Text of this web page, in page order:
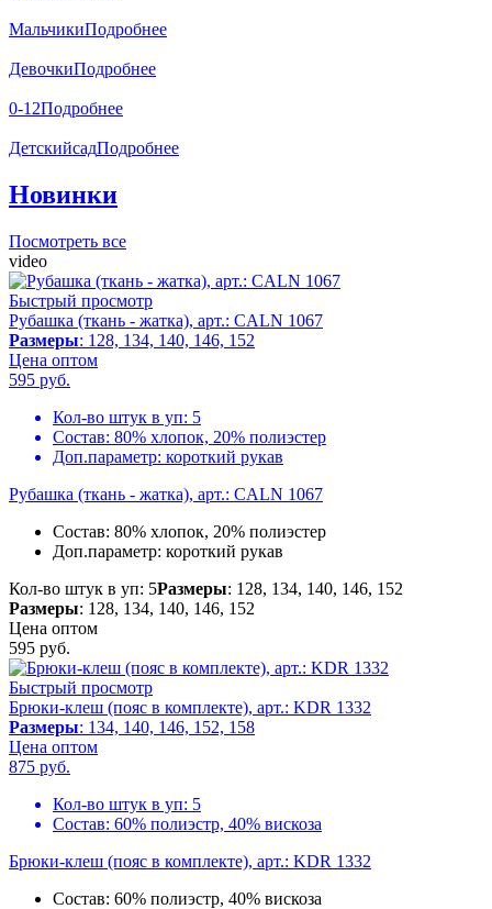
МальчикиПодробнее
ДевочкиПодробнее
0-12Подробнее
ДетскийсадПодробнее
Новинки
Посмотреть все
video
Быстрый просмотр
Рубашка (ткань - жатка), арт.: CALN 1067
Размеры: 128, 134, 140, 146, 152
Цена оптом
595 руб.
Кол-во штук в уп: 5
Состав: 80% хлопок, 20% полиэстер
Доп.параметр: короткий рукав
Рубашка (ткань - жатка), арт.: CALN 1067
Состав: 80% хлопок, 20% полиэстер
Доп.параметр: короткий рукав
Кол-во штук в уп: 5Размеры: 128, 134, 140, 146, 152
Размеры: 128, 134, 140, 146, 152
Цена оптом
595 руб.
Быстрый просмотр
Брюки-клеш (пояс в комплекте), арт.: KDR 1332
Размеры: 134, 140, 146, 152, 158
Цена оптом
875 руб.
Кол-во штук в уп: 5
Состав: 60% полиэстр, 40% вискоза
Брюки-клеш (пояс в комплекте), арт.: KDR 1332
Состав: 60% полиэстр, 40% вискоза